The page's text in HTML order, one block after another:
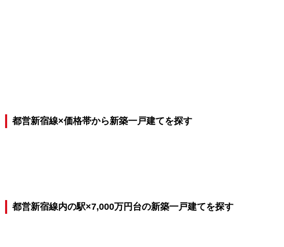
都営新宿線×価格帯から新築一戸建てを探す
都営新宿線内の駅×7,000万円台の新築一戸建てを探す